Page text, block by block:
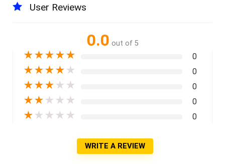
User Reviews
0.0 out of 5
★★★★★ 0
★★★★ ★ 0
★★★ ★ ★ 0
★★ ★ ★ ★ 0
★ ★ ★ ★ ★ 0
WRITE A REVIEW